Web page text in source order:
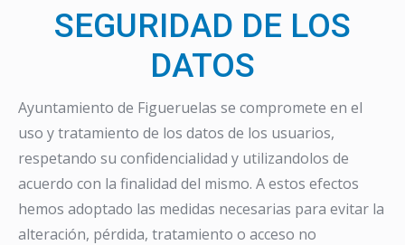
SEGURIDAD DE LOS
DATOS
Ayuntamiento de Figueruelas se compromete en el
uso y tratamiento de los datos de los usuarios,
respetando su confidencialidad y utilizandolos de
acuerdo con la finalidad del mismo. A estos efectos
hemos adoptado las medidas necesarias para evitar la
alteración, pérdida, tratamiento o acceso no